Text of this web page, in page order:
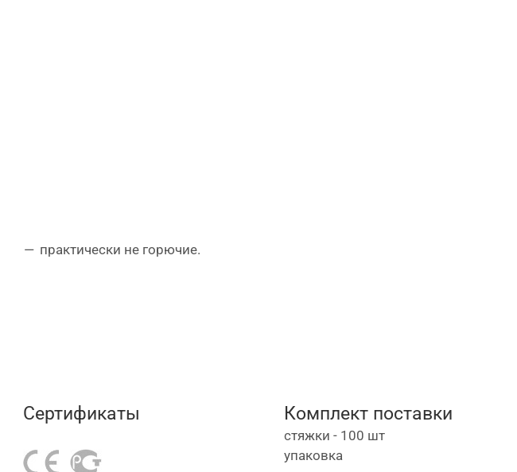
практически не горючие.
Сертификаты Комплект поставки
стяжки - 100 шт
упаковка